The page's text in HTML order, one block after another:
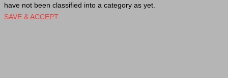
have not been classified into a category as yet.
SAVE & ACCEPT